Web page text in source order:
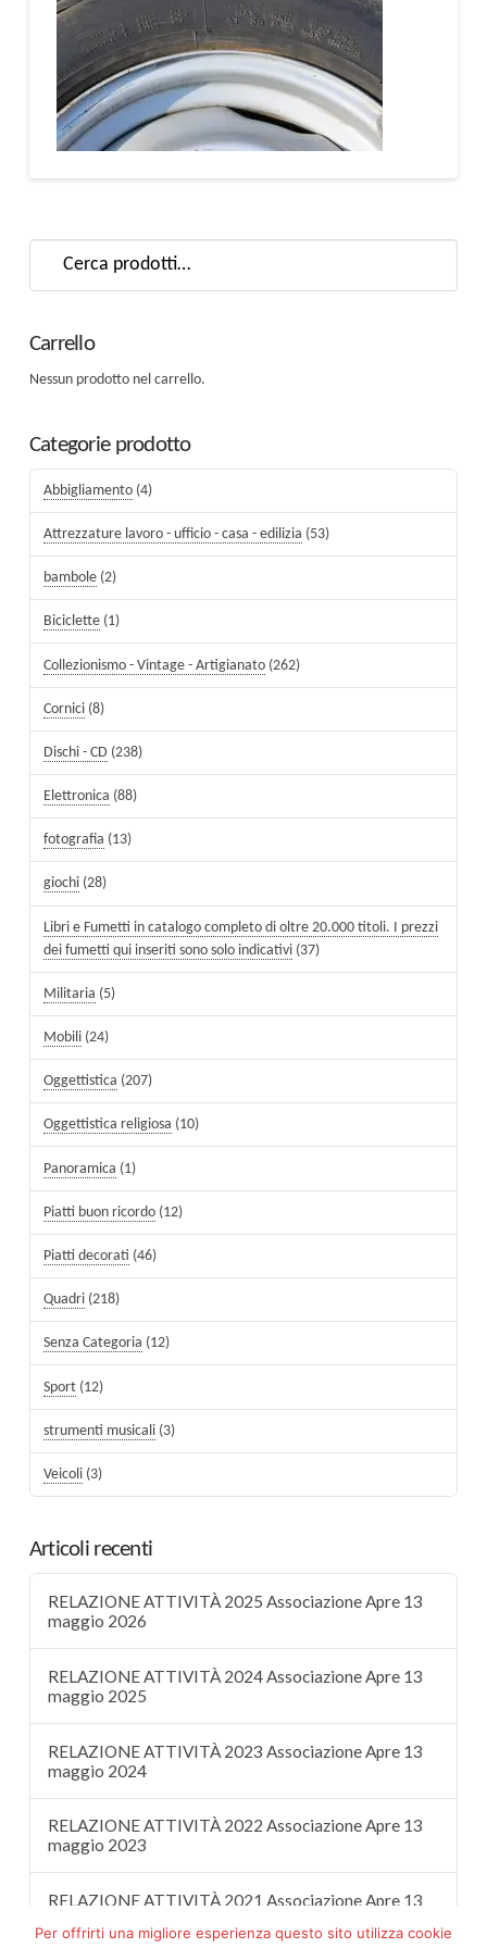
Carrello
Nessun prodotto nel carrello.
Categorie prodotto
Abbigliamento (4)
Attrezzature lavoro - ufficio - casa - edilizia (53)
bambole (2)
Biciclette (1)
Collezionismo - Vintage - Artigianato (262)
Cornici (8)
Dischi - CD (238)
Elettronica (88)
fotografia (13)
giochi (28)
Libri e Fumetti in catalogo completo di oltre 20.000 titoli. I prezzi
dei fumetti qui inseriti sono solo indicativi (37)
Militaria (5)
Mobili (24)
Oggettistica (207)
Oggettistica religiosa (10)
Panoramica (1)
Piatti buon ricordo (12)
Piatti decorati (46)
Quadri (218)
Senza Categoria (12)
Sport (12)
strumenti musicali (3)
Veicoli (3)
Articoli recenti
RELAZIONE ATTIVITÀ 2025 Associazione Apre 13
maggio 2026
RELAZIONE ATTIVITÀ 2024 Associazione Apre 13
maggio 2025
RELAZIONE ATTIVITÀ 2023 Associazione Apre 13
maggio 2024
RELAZIONE ATTIVITÀ 2022 Associazione Apre 13
maggio 2023
RELAZIONE ATTIVITÀ 2021 Associazione Apre 13
Per offrirti una migliore esperienza questo sito utilizza cookie